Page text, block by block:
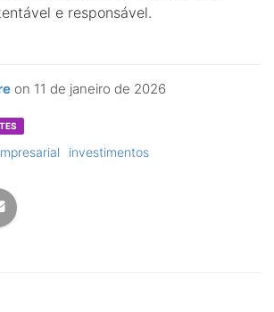
on 11 de janeiro de 2026
e responsável.
investimentos